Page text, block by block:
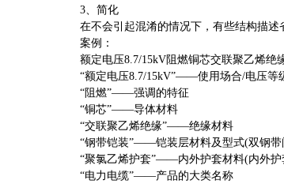
3、简化
在不会引起混淆的情况下，有些结构描述
案例：
额定电压8.7/15kV阻燃铜芯交联聚乙烯绝
“额定电压8.7/15kV”——使用场合/电压等
“阻燃”——强调的特征
“铜芯”——导体材料
“交联聚乙烯绝缘”——绝缘材料
“钢带铠装”——铠装层材料及型式(双钢带
“聚氯乙烯护套”——内外护套材料(内外护
“电力电缆”——产品的大类名称